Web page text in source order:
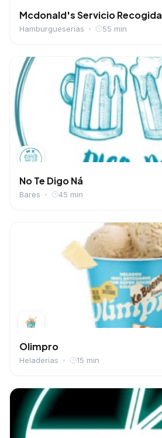
Mcdonald's Servicio Recogida
Hamburgueserías 55 min
No Te Digo Ná
Bares 45 min
Olimpro
Heladerías 15 min